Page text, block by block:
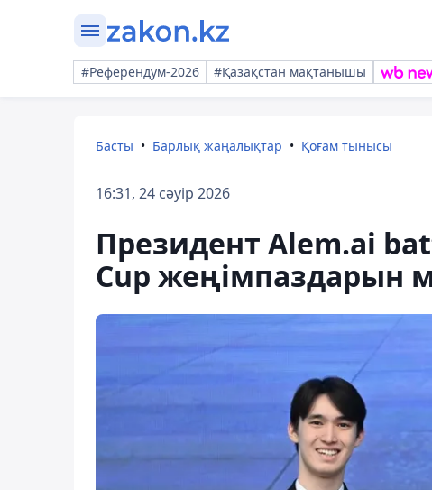
#Референдум-2026 #Қазақстан мақтанышы
Басты Барлық жаңалықтар Қоғам тынысы
16:31, 24 сәуір 2026
Президент Alem.ai
Cup жеңімпаздарын